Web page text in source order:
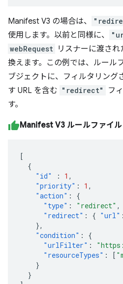
Manifest V3 の場合は、
使用します。以前と同様に、
webRequest リスナーに渡され
換えます。この例では、ルール
ブジェクトに、フィルタリング
す URL を含む "redirect"
フ
す。
Manifest V3 ルールファイル
[
{
"id"
: 1 ,
"priority" : 1 ,
"action" :
{
"type" : "redirect" ,
"redirect" : { "url" :
},
"condition" :
{
"urlFilter" :
"resourceTypes" : [
}
}